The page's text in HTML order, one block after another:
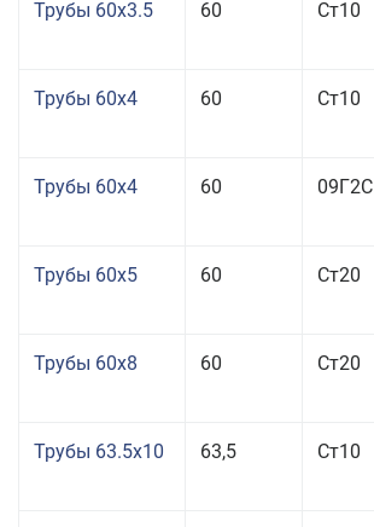
Трубы 60x3.5 60 Ст10
Трубы 60x4 60 Ст10
Трубы 60x4 60 09Г2С
Трубы 60x5 60 Ст20
Трубы 60x8 60 Ст20
Трубы 63.5x10 63,5 Ст10